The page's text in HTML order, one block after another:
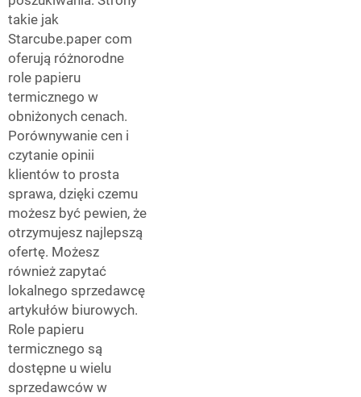
takie jak
Starcube.paper com
oferują różnorodne
role papieru
termicznego w
obniżonych cenach.
Porównywanie cen i
czytanie opinii
klientów to prosta
sprawa, dzięki czemu
możesz być pewien, że
otrzymujesz najlepszą
ofertę. Możesz
również zapytać
lokalnego sprzedawcę
artykułów biurowych.
Role papieru
termicznego są
dostępne u wielu
sprzedawców w